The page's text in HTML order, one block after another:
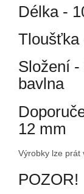
Délka -
Složení
bavlna
12 mm
Výrobky lze prát
POZOR!